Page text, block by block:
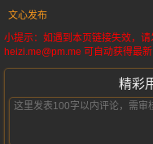
文心发布
小提示：如遇到本页链接失效，
heizi.me@pm.me 可自动获得最
精彩